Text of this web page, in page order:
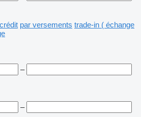
crédit par versements trade-in ( échange
–
–